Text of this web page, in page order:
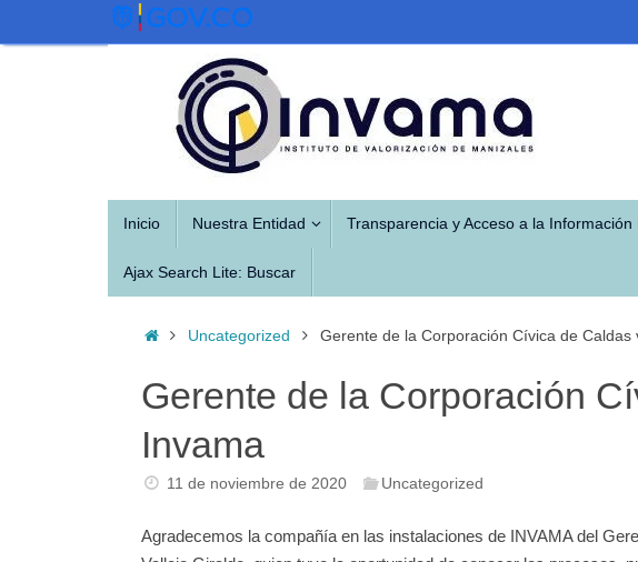
al
Inicio Nuestra Entidad Transparencia y Acceso a la Información
Ajax Search Lite: Buscar
InicioUncategorized Gerente de la Corporación Cívica de Caldas
Gerente de la Corporación
Invama
11 de noviembre de 2020 Uncategorized
Agradecemos la compañía en las instalaciones de INVAMA del